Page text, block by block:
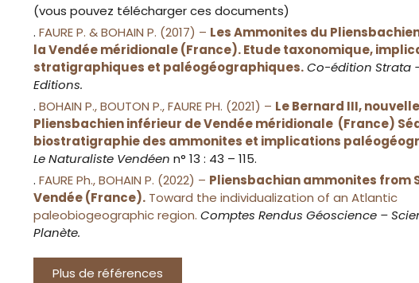
(vous pouvez télécharger ces documents)
. FAURE P. & BOHAIN P. (2017) – Les Ammonites du
la Vendée méridionale (France). Etude taxonomique,
stratigraphiques et paléogéographiques.Co-édition Strata
Editions.
. BOHAIN P., BOUTON P., FAURE PH. (2021) – Le Bernard III,
Pliensbachien inférieur de Vendée méridionale (France)
biostratigraphie des ammonites et implications
Le Naturaliste Vendéen n° 13 : 43 – 115.
. FAURE Ph., BOHAIN P. (2022) – Pliensbachian ammonites from
Vendée (France). Toward the individualization of an Atlantic
paleobiogeographic region. Comptes Rendus Géoscience –
Planète.
Plus de références